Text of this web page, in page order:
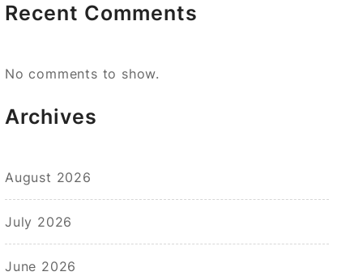
Recent Comments
No comments to show.
Archives
August 2026
July 2026
June 2026